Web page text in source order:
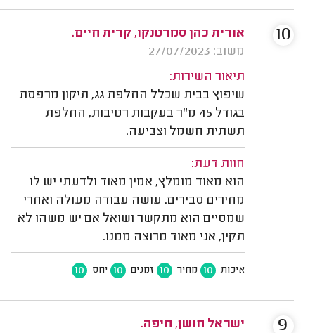
אורית כהן סמרטנקו, קרית חיים.
משוב: 27/07/2023
תיאור השירות:
שיפוץ בבית שכלל החלפת גג, תיקון מרפסת
בגודל 45 מ"ר בעקבות רטיבות, החלפת
תשתית חשמל וצביעה.
חוות דעת:
הוא מאוד מומלץ, אמין מאוד ולדעתי יש לו
מחירים סבירים. עושה עבודה מעולה ואחרי
שמסיים הוא מתקשר ושואל אם יש משהו לא
תקין, אני מאוד מרוצה ממנו.
איכות 10 מחיר 10 זמנים 10 יחס 10
10
ישראל חושן, חיפה.
9